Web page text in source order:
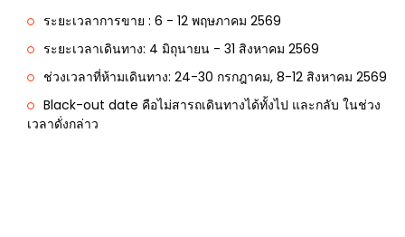
ระยะเวลาการขาย : 6 - 12 พฤษภาคม 2569
ระยะเวลาเดินทาง: 4 มิถุนายน - 31 สิงหาคม 2569
ช่วงเวลาที่ห้ามเดินทาง: 24-30 กรกฎาคม, 8-12 สิงหาคม 2569
Black-out date คือไม่สารถเดินทางได้ทั้งไป และกลับ ในช่วง
เวลาดั่งกล่าว